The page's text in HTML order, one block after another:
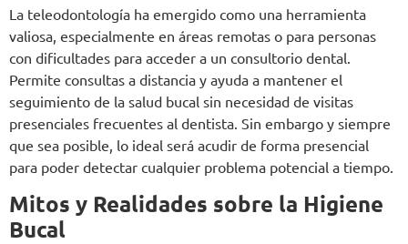
La teleodontología ha emergido como una herramienta
valiosa, especialmente en áreas remotas o para personas
con dificultades para acceder a un consultorio dental.
Permite consultas a distancia y ayuda a mantener el
seguimiento de la salud bucal sin necesidad de visitas
presenciales frecuentes al dentista. Sin embargo y siempre
que sea posible, lo ideal será acudir de forma presencial
para poder detectar cualquier problema potencial a tiempo.
Mitos y Realidades sobre la Higiene
Bucal